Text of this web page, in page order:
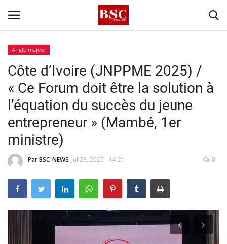
Accueil
Contact
A propos
Signature
Business
Angle majeur
Côte d’Ivoire (JNPPME 2025) /
« Ce Forum doit être la solution à
l’équation du succès du jeune
entrepreneur » (Mambé, 1er
ministre)
Par BSC-NEWS Jul 28, 2025 - 14:21 0